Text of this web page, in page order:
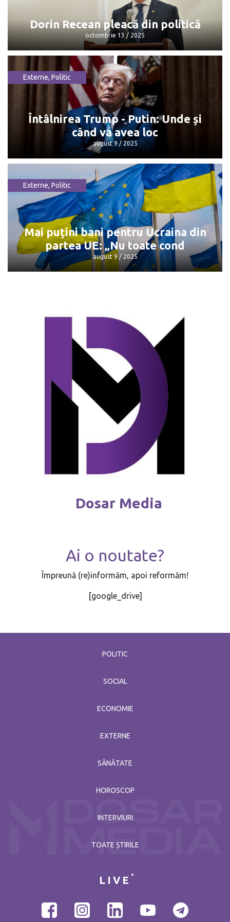
octombrie 13 / 2025
Dorin Recean pleacă din politică
octombrie 13 / 2025
Dorin Recean pleacă din politică
octombrie 13 / 2025
Externe, Politic
Întâlnirea Trump - Putin: Unde și
când va avea loc
august 9 / 2025
Întâlnirea Trump - Putin: Unde și când
va avea loc
august 9 / 2025
Externe, Politic
Mai puțini bani pentru Ucraina din
partea UE: „Nu toate cond
august 9 / 2025
Mai puțini bani pentru Ucraina din
partea UE: „Nu toate cond
Dosar Media
Ai o noutate?
Împreună (re)informăm, apoi reformăm!
[google_drive]
POLITIC
SOCIAL
ECONOMIE
EXTERNE
SĂNĂTATE
HOROSCOP
INTERVIURI
TOATE ȘTIRILE
LIVE